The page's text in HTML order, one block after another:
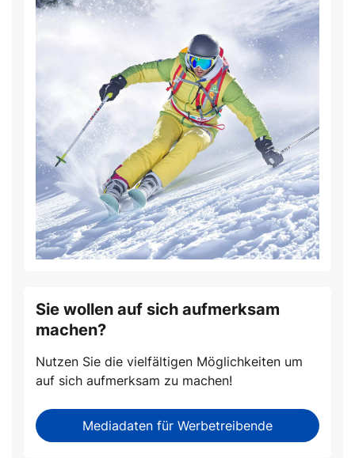
Sie wollen auf sich aufmerksam
machen?
Nutzen Sie die vielfältigen Möglichkeiten um
auf sich aufmerksam zu machen!
Mediadaten für Werbetreibende